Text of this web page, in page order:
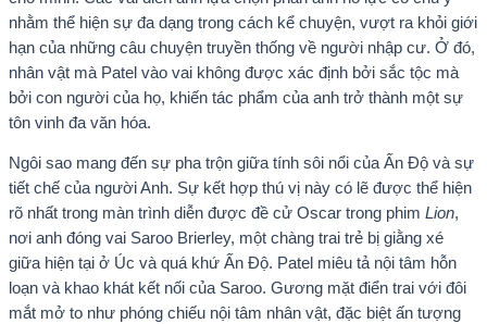
nhằm thể hiện sự đa dạng trong cách kể chuyện, vượt ra khỏi giới
hạn của những câu chuyện truyền thống về người nhập cư. Ở đó,
nhân vật mà Patel vào vai không được xác định bởi sắc tộc mà
bởi con người của họ, khiến tác phẩm của anh trở thành một sự
tôn vinh đa văn hóa.
Ngôi sao mang đến sự pha trộn giữa tính sôi nổi của Ấn Độ và sự
tiết chế của người Anh. Sự kết hợp thú vị này có lẽ được thể hiện
rõ nhất trong màn trình diễn được đề cử Oscar trong phim Lion,
nơi anh đóng vai Saroo Brierley, một chàng trai trẻ bị giằng xé
giữa hiện tại ở Úc và quá khứ Ấn Độ. Patel miêu tả nội tâm hỗn
loạn và khao khát kết nối của Saroo. Gương mặt điển trai với đôi
mắt mở to như phóng chiếu nội tâm nhân vật, đặc biệt ấn tượng